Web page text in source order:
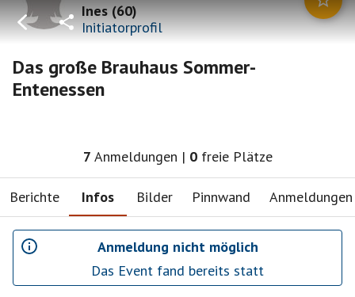
Ines(60)
Initiatorprofil
Das große Brauhaus Sommer-
Entenessen
7 Anmeldungen | 0 freie Plätze
Berichte Infos Bilder Pinnwand Anmeldungen
Anmeldung nicht möglich
Das Event fand bereits statt